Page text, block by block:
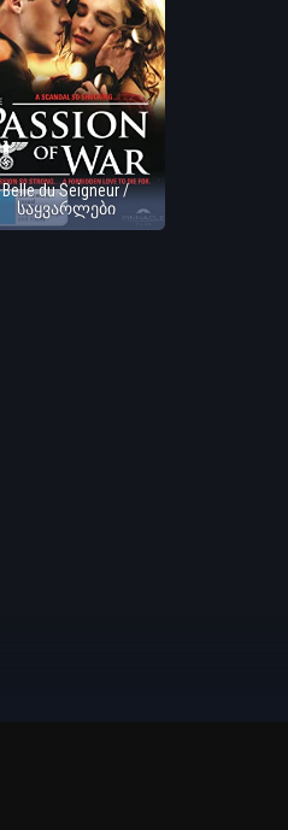
Belle du Seigneur /
საყვარლები